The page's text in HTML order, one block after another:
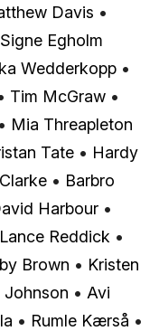
Davis •
Signe Egholm
Wedderkopp •
Tim McGraw •
• Mia Threapleton
Tate • Hardy
• Barbro
Harbour •
Lance Reddick •
Brown • Kristen
Johnson • Avi
• Rumle Kærså •